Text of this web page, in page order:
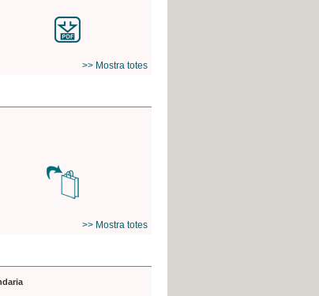
>> Mostra totes
>> Mostra totes